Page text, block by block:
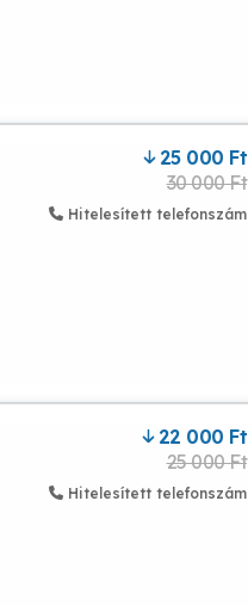
25 000 Ft
30 000 Ft
Hitelesített telefonszám
22 000 Ft
25 000 Ft
Hitelesített telefonszám